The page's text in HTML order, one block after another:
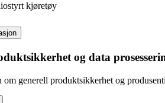
kjøretøy
og data
generell produktsikkerhet og